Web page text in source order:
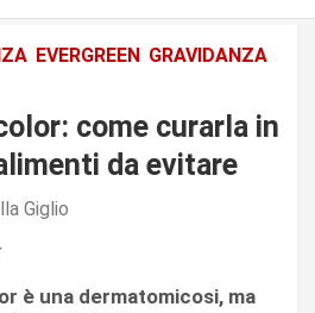
EVERGREEN GRAVIDANZA
come curarla in
da evitare
Giglio
è una dermatomicosi, ma